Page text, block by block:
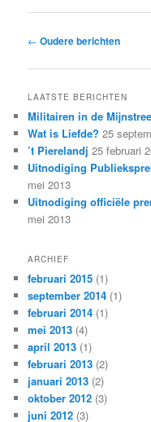
Bericht
← Oudere berichten
LAATSTE BERICHTEN
Militairen in de
Wat is Liefde? 25
’t Pierelandj 25 februari
Uitnodiging
mei 2013
Uitnodiging officiële
mei 2013
ARCHIEF
februari 2015 (1)
september 2014 (1)
februari 2014 (1)
mei 2013 (4)
april 2013 (1)
februari 2013 (2)
januari 2013 (2)
oktober 2012 (3)
juni 2012 (3)